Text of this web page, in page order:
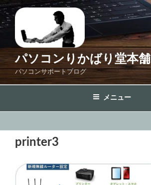
コ
ン
テ
ス
プ
パソコンりかばり堂本舗
パソコンサポートブログ
メニュー
printer3